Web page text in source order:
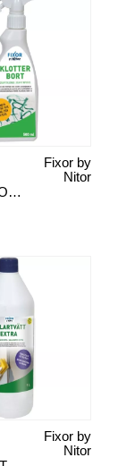
KLOTTERBORT 500 ml
Fixor by
Nitor
Fixor by
Nitor